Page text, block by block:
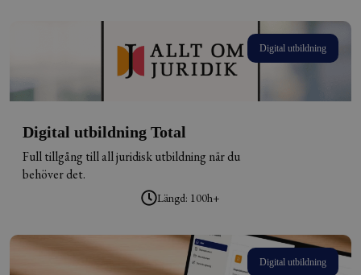
Digital utbildning
Digital utbildning Total
Full tillgång till all juridisk utbildning när du
behöver det.
Längd: 100h+
Digital utbildning